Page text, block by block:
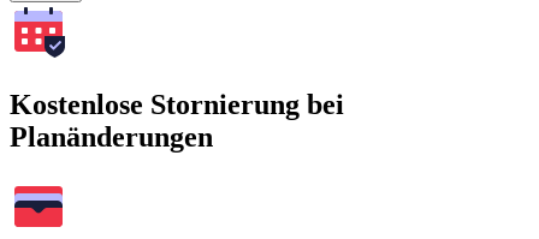
Kostenlose Stornierung bei
Planänderungen